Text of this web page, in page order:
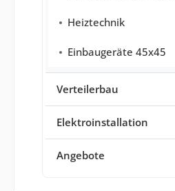
Heiztechnik
Einbaugeräte 45x45
Verteilerbau
Elektroinstallation
Angebote